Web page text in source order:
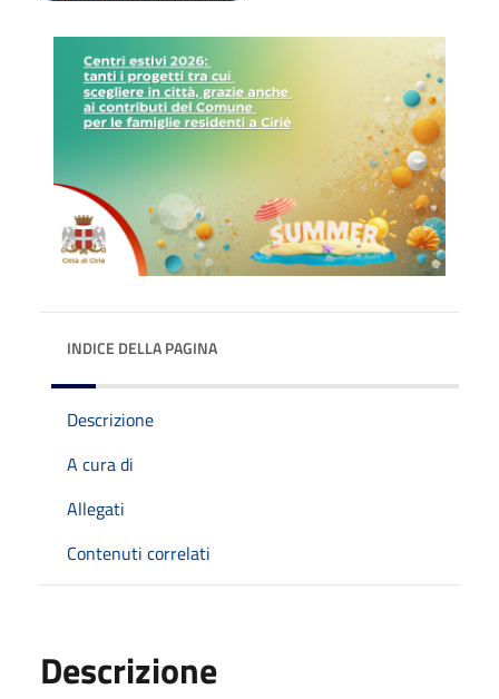
INDICE DELLA PAGINA
Descrizione
A cura di
Allegati
Contenuti correlati
Descrizione